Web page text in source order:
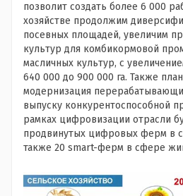
позволит создать более 6 000
хозяйстве продолжим
посевных площадей, увеличим
культур для комбикормовой
масличных культур, с
640 000 до 900 000 га. Также
модернизация
выпуску конкурентоспособной
рамках цифровизации отрасли
продвинутых цифровых ферм в
также 20 smart-ферм в сфере